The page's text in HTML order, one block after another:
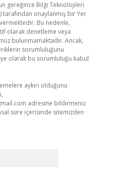
gereğince Bilgi Teknolojileri
tarafından onaylanmış bir Yer
Bu nedenle,
olarak denetleme veya
bulunmamaktadır. Ancak,
sorumluluğunu
olarak bu sorumluluğu kabul
aykırı olduğunu
adresine bildirmeniz
süre içerisinde sitemizden